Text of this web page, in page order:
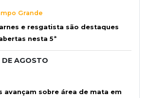
Grande
e resgatista são destaques
nesta 5ª
AGOSTO
avançam sobre área de mata em